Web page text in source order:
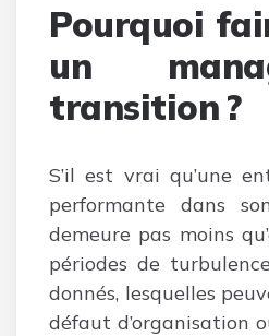
Pourquoi
un
transition ?
S’il est vrai qu’une
performante dans
demeure pas moins
périodes de
donnés, lesquelles
défaut d’organisation